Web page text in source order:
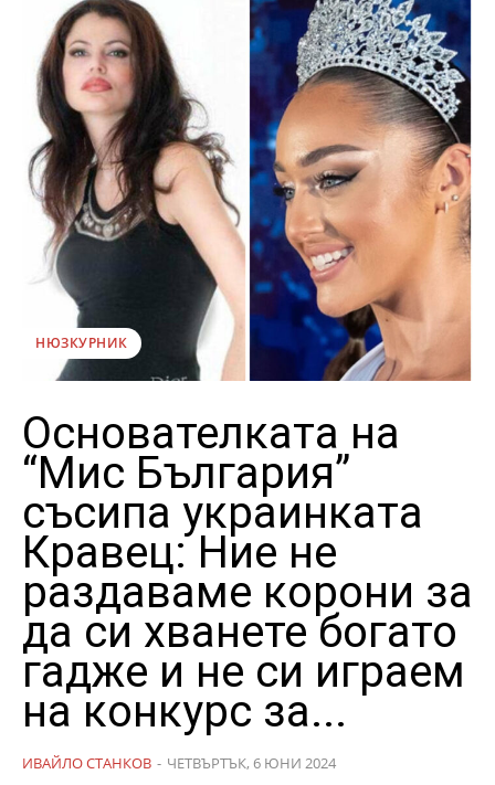
НЮЗКУРНИК
Основателката на
“Мис България”
съсипа украинката
Кравец: Ние не
раздаваме корони за
да си хванете богато
гадже и не си играем
на конкурс за...
ИВАЙЛО СТАНКОВ - ЧЕТВЪРТЪК, 6 ЮНИ 2024